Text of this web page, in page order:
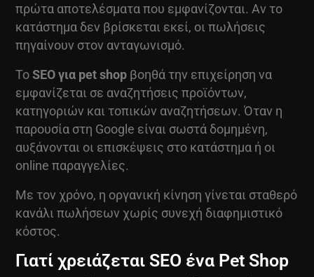
πρώτα αποτελέσματα που εμφανίζονται. Αν το
κατάστημα δεν βρίσκεται εκεί, οι πωλήσεις
πηγαίνουν στον ανταγωνισμό.
ΤοSEO για pet shop βοηθά την επιχείρηση να
εμφανίζεται σε αναζητήσεις προϊόντων,
κατηγοριών και τοπικών αναζητήσεων. Όταν η
παρουσία στη Google είναι σωστά δομημένη,
αυξάνονται οι επισκέψεις στο κατάστημα ή οι
online παραγγελίες.
Με τον χρόνο, η οργανική κίνηση γίνεται σταθερό
κανάλι πωλήσεων χωρίς συνεχή διαφημιστικό
κόστος.
Γιατί χρειάζεται SEO ένα Pet Shop